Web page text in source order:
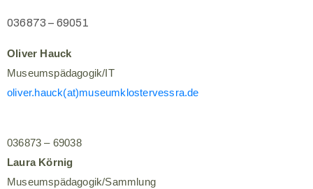
036873 – 69051
Oliver Hauck
Museumspädagogik/IT
oliver.hauck(at)museumklostervessra.de
036873 – 69038
Laura Körnig
Museumspädagogik/Sammlung